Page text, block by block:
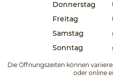
Donnerstag
Freitag
Samstag
Sonntag
Die Öffnungszeiten können
oder online